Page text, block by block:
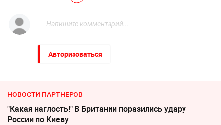
Авторизоваться
НОВОСТИ ПАРТНЕРОВ
"Какая наглость!" В Британии поразились удару
России по Киеву